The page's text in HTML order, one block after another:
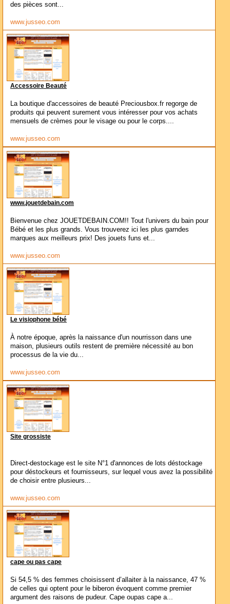
des pièces sont...
www.jusseo.com
Accessoire Beauté
La boutique d'accessoires de beauté Preciousbox.fr regorge de
produits qui peuvent surement vous intéresser pour vos achats
mensuels de crèmes pour le visage ou pour le corps....
www.jusseo.com
www.jouetdebain.com
Bienvenue chez JOUETDEBAIN.COM!! Tout l'univers du bain pour
Bébé et les plus grands. Vous trouverez ici les plus garndes
marques aux meilleurs prix! Des jouets funs et...
www.jusseo.com
Le visiophone bébé
À notre époque, après la naissance d'un nourrisson dans une
maison, plusieurs outils restent de première nécessité au bon
processus de la vie du...
www.jusseo.com
Site grossiste
Direct-destockage est le site N°1 d'annonces de lots déstockage
pour déstockeurs et fournisseurs, sur lequel vous avez la possibilité
de choisir entre plusieurs...
www.jusseo.com
cape ou pas cape
Si 54,5 % des femmes choisissent d’allaiter à la naissance, 47 %
de celles qui optent pour le biberon évoquent comme premier
argument des raisons de pudeur. Cape oupas cape a...